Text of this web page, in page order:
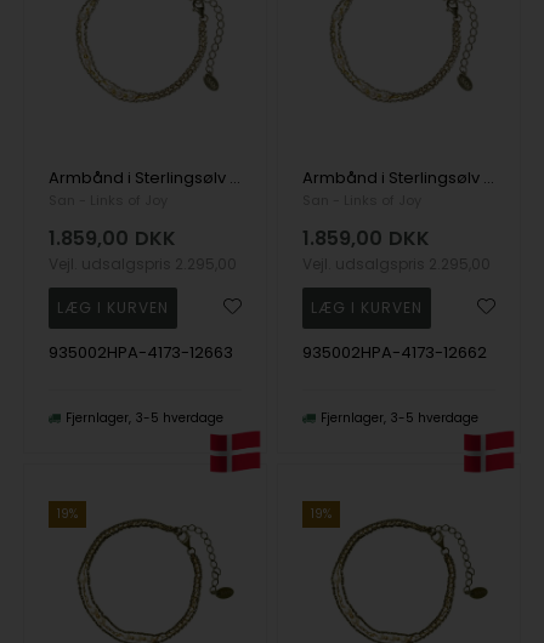
Armbånd i Sterlingsølv m.9kt guld & ferskvandsperler 18+4 cm, fra San - Links of Joy
1.859,00 DKK
935002HPA-4173-12663
Fjernlager 3-5 hverdage
Armbånd i Sterlingsølv m.9kt guld & ferskvandsperler 16+4 cm, fra San - Links of Joy
1.859,00 DKK
935002HPA-4173-12662
Fjernlager 3-5 hverdage
19% 19%